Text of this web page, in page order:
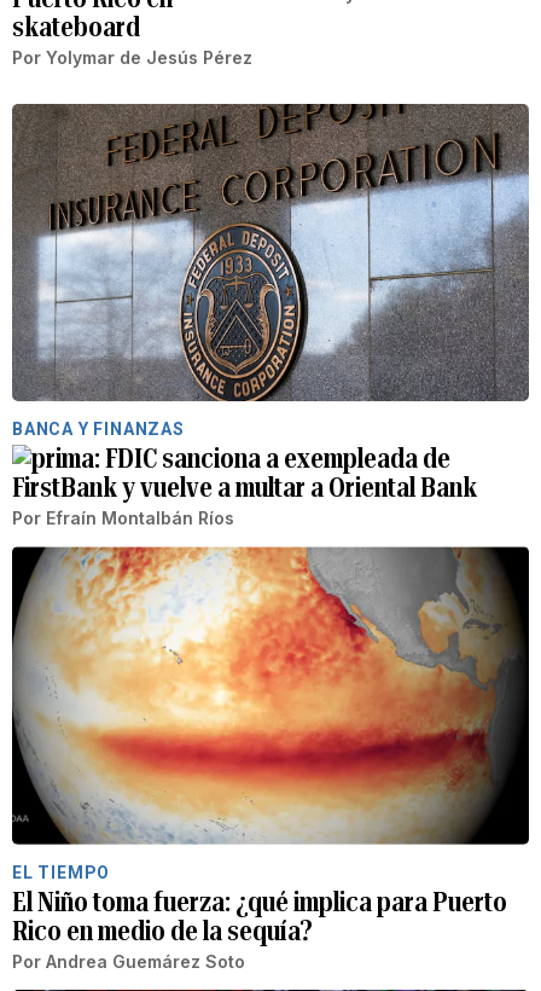
skateboard
Por Yolymar de Jesús Pérez
BANCA Y FINANZAS
FDIC sanciona a exempleada de
FirstBank y vuelve a multar a Oriental Bank
Por Efraín Montalbán Ríos
EL TIEMPO
El Niño toma fuerza: ¿qué implica para Puerto
Rico en medio de la sequía?
Por Andrea Guemárez Soto